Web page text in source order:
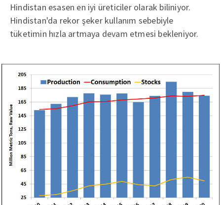
Hindistan esasen en iyi üreticiler olarak biliniyor.
Hindistan'da rekor şeker kullanım sebebiyle
tüketimin hızla artmaya devam etmesi bekleniyor.